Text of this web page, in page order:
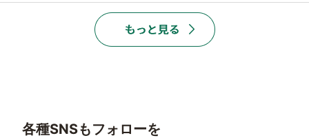
各種SNSもフォローを